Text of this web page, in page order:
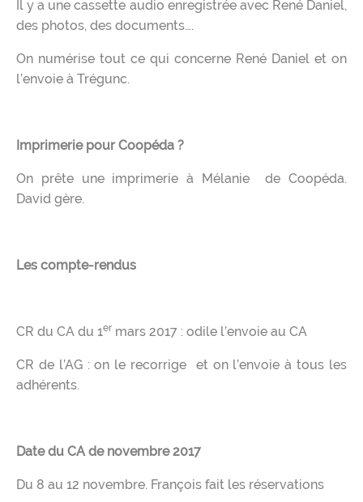
Il y a une cassette audio enregistrée avec René Daniel,
des photos, des documents….
On numérise tout ce qui concerne René Daniel et on
l’envoie à Trégunc.
Imprimerie pour Coopéda ?
On prête une imprimerie à Mélanie de Coopéda.
David gère.
Les compte-rendus
CR du CA du 1er mars 2017 : odile l’envoie au CA
CR de l’AG : on le recorrige et on l’envoie à tous les
adhérents.
Date du CA de novembre 2017
Du 8 au 12 novembre. François fait les réservations